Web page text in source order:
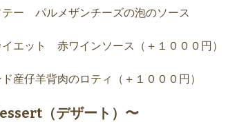
ー パルメザンチーズの泡のソース
エット 赤ワインソース（＋１０００円）
産仔羊背肉のロティ（＋１０００円）
（デザート）〜